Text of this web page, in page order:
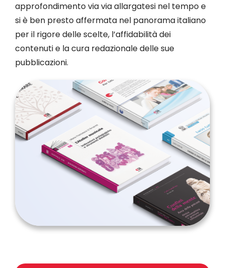
approfondimento via via allargatesi nel tempo e
si è ben presto affermata nel panorama italiano
per il rigore delle scelte, l’affidabilità dei
contenuti e la cura redazionale delle sue
pubblicazioni.